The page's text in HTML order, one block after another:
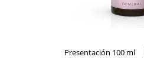
Presentación 100 ml